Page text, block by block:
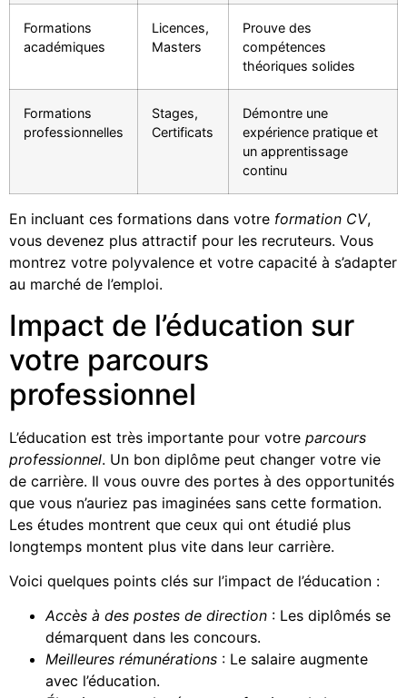
Formations
académiques
Licences,
Masters
Prouve des
compétences
théoriques solides
Formations
professionnelles
Stages,
Certificats
Démontre une
expérience pratique et
un apprentissage
continu
En incluant ces formations dans votre formation CV,
vous devenez plus attractif pour les recruteurs. Vous
montrez votre polyvalence et votre capacité à s’adapter
au marché de l’emploi.
Impact de l’éducation sur
votre parcours
professionnel
L’éducation est très importante pour votre parcours
professionnel. Un bon diplôme peut changer votre vie
de carrière. Il vous ouvre des portes à des opportunités
que vous n’auriez pas imaginées sans cette formation.
Les études montrent que ceux qui ont étudié plus
longtemps montent plus vite dans leur carrière.
Voici quelques points clés sur l’impact de l’éducation :
Accès à des postes de direction : Les diplômés se
démarquent dans les concours.
Meilleures rémunérations : Le salaire augmente
avec l’éducation.